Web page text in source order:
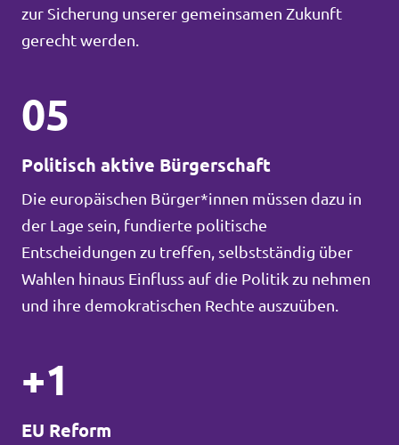
zur Sicherung unserer gemeinsamen Zukunft
gerecht werden.
05
Politisch aktive Bürgerschaft
Die europäischen Bürger*innen müssen dazu in
der Lage sein, fundierte politische
Entscheidungen zu treffen, selbstständig über
Wahlen hinaus Einfluss auf die Politik zu nehmen
und ihre demokratischen Rechte auszuüben.
+1
EU Reform